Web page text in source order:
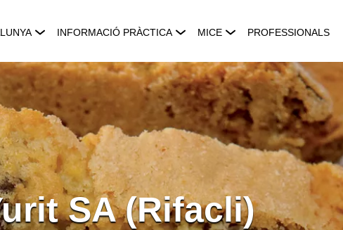
INFORMACIÓ PRÀCTICA MICE PROFESSIONALS
SA (Rifacli)